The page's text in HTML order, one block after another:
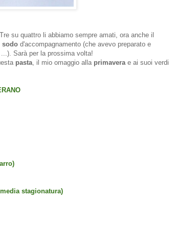
su quattro li abbiamo sempre amati, ora anche il
sodo d'accompagnamento (che avevo preparato e
Sarà per la prossima volta!
pasta , il mio omaggio alla primavera e ai suoi verdi
stagionatura)